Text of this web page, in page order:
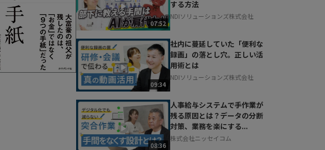
07:52
する方法
NDIソリューションズ株式会社
09:34
社内に蔓延していた「便利な
録画」の落とし穴。正しい活
用術とは
NDIソリューションズ株式会社
08:36
人事給与システムで手作業が
残る原因とは？データの分断
対策、業務を楽にする...
株式会社ニッセイコム